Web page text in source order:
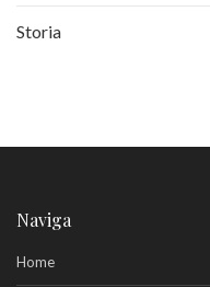
Storia
Naviga
Home